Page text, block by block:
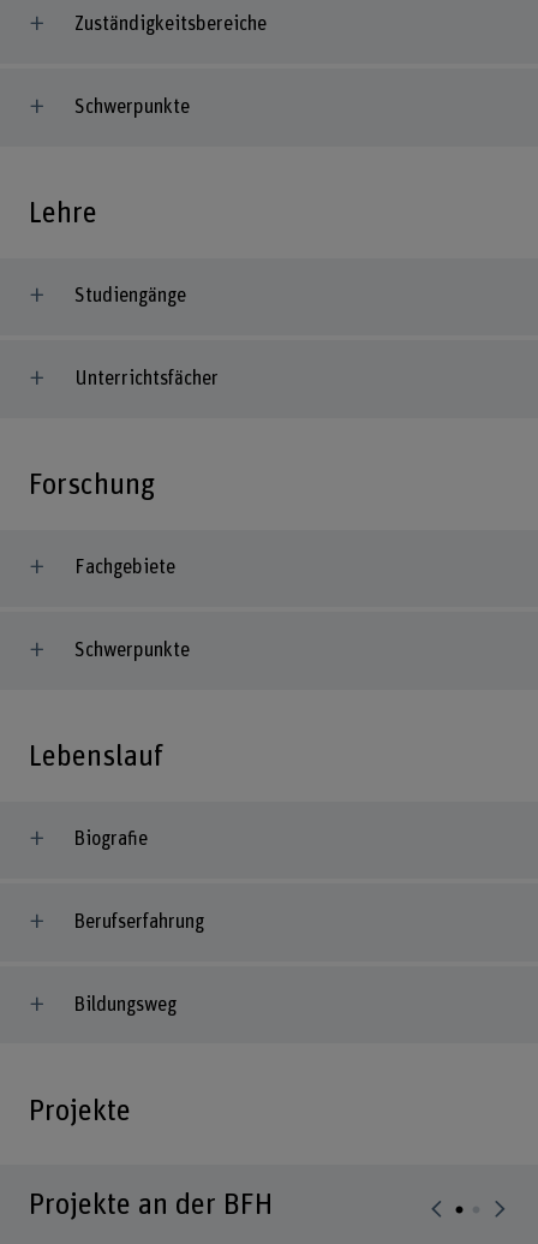
Zuständigkeitsbereiche
Schwerpunkte
Lehre
Studiengänge
Unterrichtsfächer
Forschung
Fachgebiete
Schwerpunkte
Lebenslauf
Biografie
Berufserfahrung
Bildungsweg
Projekte
Projekte an der BFH